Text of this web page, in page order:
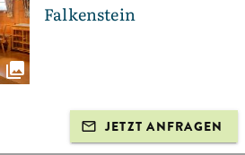
Falkenstein
JETZT ANFRAGEN